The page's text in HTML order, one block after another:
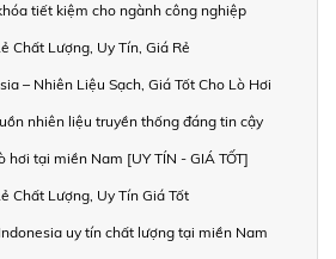
tiết kiệm cho ngành công nghiệp
Chất Lượng, Uy Tín, Giá Rẻ
– Nhiên Liệu Sạch, Giá Tốt Cho Lò Hơi
nhiên liệu truyền thống đáng tin cậy
hơi tại miền Nam [UY TÍN - GIÁ TỐT]
Chất Lượng, Uy Tín Giá Tốt
uy tín chất lượng tại miền Nam